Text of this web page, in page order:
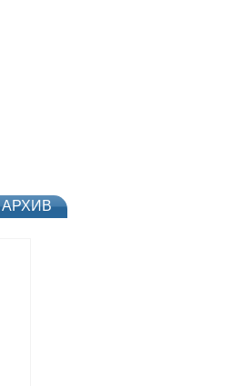
АРХИВ